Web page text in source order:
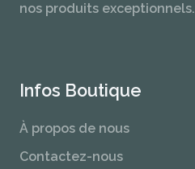
nos produits exceptionnels.
Infos Boutique
À propos de nous
Contactez-nous